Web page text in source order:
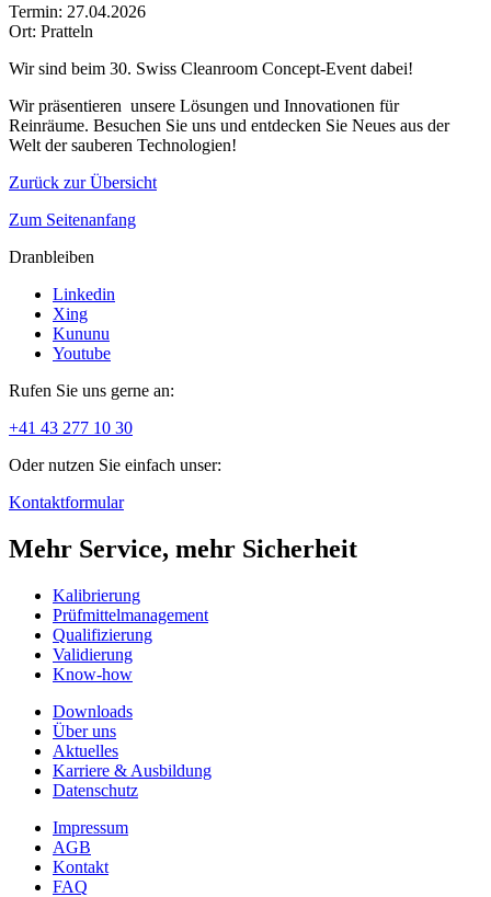
Termin: 27.04.2026
Ort: Pratteln
Wir sind beim 30. Swiss Cleanroom Concept-Event dabei!
Wir präsentieren unsere Lösungen und Innovationen für
Reinräume. Besuchen Sie uns und entdecken Sie Neues aus der
Welt der sauberen Technologien!
Zurück zur Übersicht
Zum Seitenanfang
Dranbleiben
Linkedin
Xing
Kununu
Youtube
Rufen Sie uns gerne an:
+41 43 277 10 30
Oder nutzen Sie einfach unser:
Kontaktformular
Mehr Service, mehr Sicherheit
Kalibrierung
Prüfmittelmanagement
Qualifizierung
Validierung
Know-how
Downloads
Über uns
Aktuelles
Karriere & Ausbildung
Datenschutz
Impressum
AGB
Kontakt
FAQ